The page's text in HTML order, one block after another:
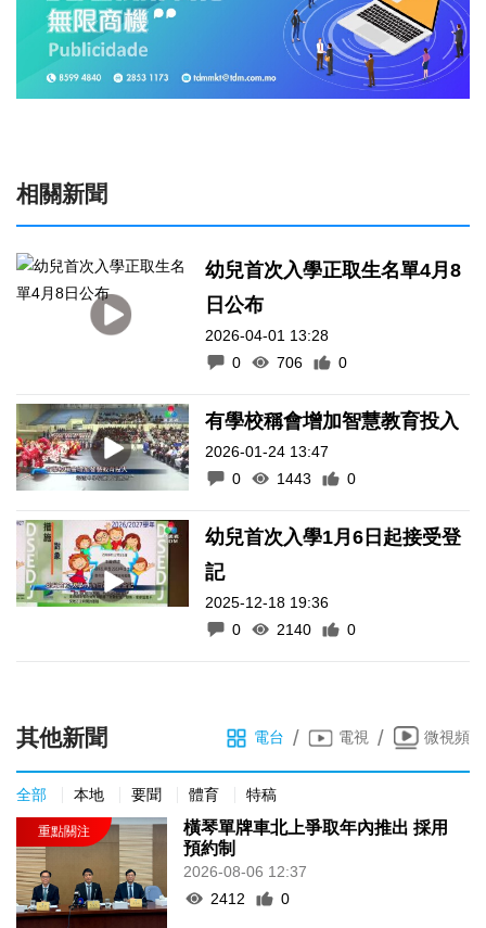
相關新聞
幼兒首次入學正取生名單4月8
日公布
2026-04-01 13:28
0
706 0
有學校稱會增加智慧教育投入
2026-01-24 13:47
0
1443 0
幼兒首次入學1月6日起接受登
記
2025-12-18 19:36
0
2140 0
其他新聞 電台 / 電視 / 微視頻
全部 本地 要聞 體育 特稿
橫琴單牌車北上爭取年內推出 採用
預約制
2026-08-06 12:37
2412
0